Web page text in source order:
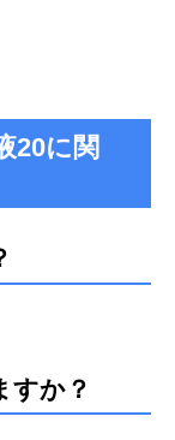
20に関
すか？